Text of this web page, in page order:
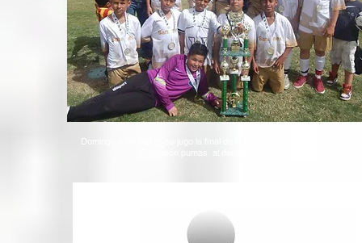
Domingo 6 de marzo se jugo la final de la categoría U-12 quedando